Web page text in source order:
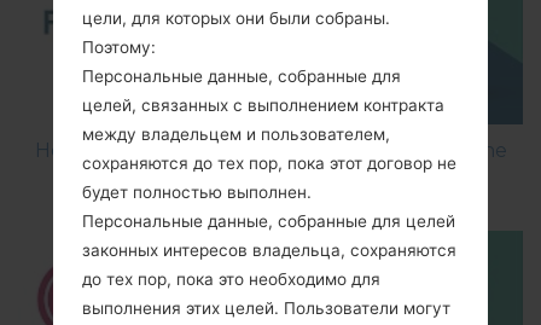
How to Flash Stock Firmware on LG Smartphone
using LG UP?
цели, для которых они были собраны.
Поэтому:
Персональные данные, собранные для
целей, связанных с выполнением контракта
между владельцем и пользователем,
сохраняются до тех пор, пока этот договор не
будет полностью выполнен.
Персональные данные, собранные для целей
законных интересов владельца, сохраняются
до тех пор, пока это необходимо для
выполнения этих целей. Пользователи могут